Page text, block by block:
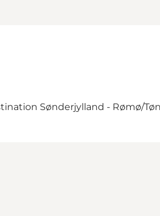
Sønderjylland - Rømø/